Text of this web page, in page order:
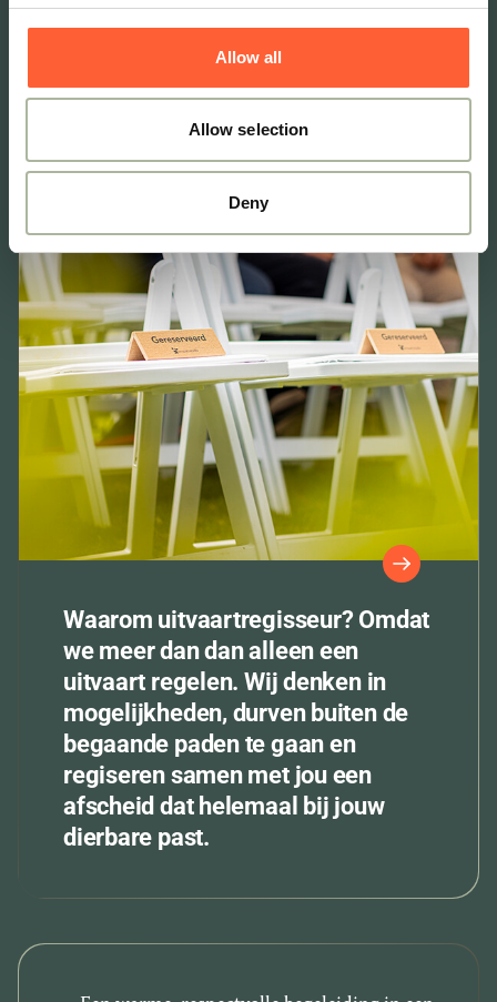
Allow all
Allow selection
Deny
Hans van Dijk
Heteren
Waarom uitvaartregisseur? Omdat
we meer dan dan alleen een
uitvaart regelen. Wij denken in
mogelijkheden, durven buiten de
begaande paden te gaan en
regiseren samen met jou een
afscheid dat helemaal bij jouw
dierbare past.